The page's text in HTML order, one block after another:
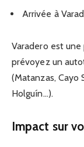
Arrivée à
Varadero est
prévoyez un
(Matanzas, Cayo
Holguín…).
Impact sur